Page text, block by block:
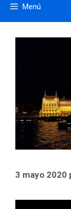
Menú
3 mayo 2020